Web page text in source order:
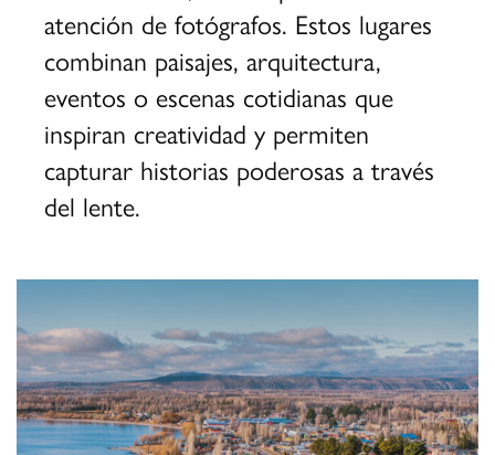
atención de fotógrafos. Estos lugares
combinan paisajes, arquitectura,
eventos o escenas cotidianas que
inspiran creatividad y permiten
capturar historias poderosas a través
del lente.